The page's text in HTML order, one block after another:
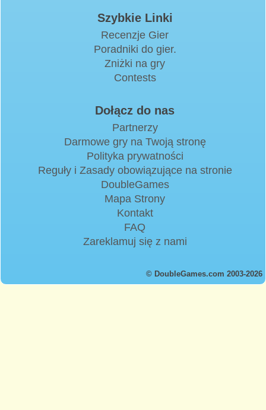
Szybkie Linki
Recenzje Gier
Poradniki do gier.
Zniżki na gry
Contests
Dołącz do nas
Partnerzy
Darmowe gry na Twoją stronę
Polityka prywatności
Reguły i Zasady obowiązujące na stronie
DoubleGames
Mapa Strony
Kontakt
FAQ
Zareklamuj się z nami
© DoubleGames.com 2003-2026